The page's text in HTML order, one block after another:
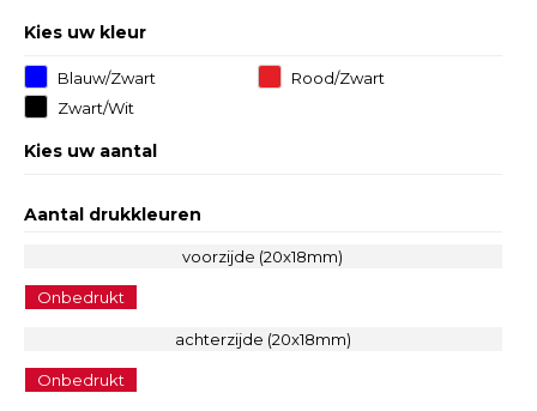
Kies uw kleur
Blauw/Zwart
Rood/Zwart
Zwart/Wit
Kies uw aantal
Aantal drukkleuren
voorzijde (20x18mm)
Onbedrukt
achterzijde (20x18mm)
Onbedrukt